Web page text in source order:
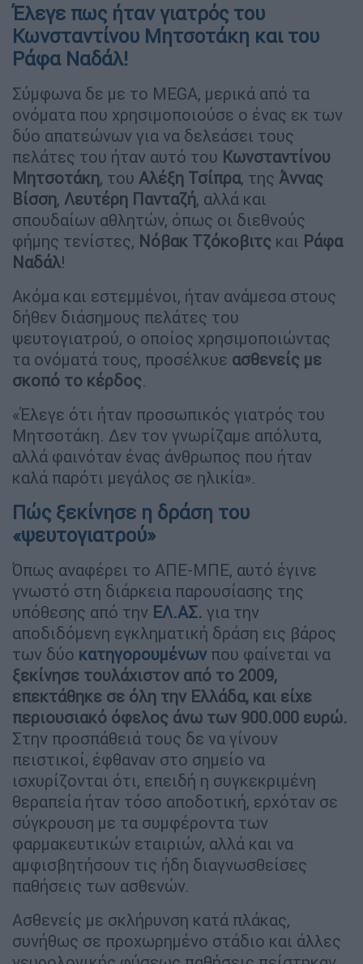
Έλεγε πως ήταν γιατρός του
Κωνσταντίνου Μητσοτάκη και του
Ράφα Ναδάλ!
Σύμφωνα δε με το MEGA, μερικά από τα
ονόματα που χρησιμοποιούσε ο ένας εκ των
δύο απατεώνων για να δελεάσει τους
πελάτες του ήταν αυτό του Κωνσταντίνου
Μητσοτάκη, του Αλέξη Τσίπρα, της Άννας
Βίσση, Λευτέρη Πανταζή, αλλά και
σπουδαίων αθλητών, όπως οι διεθνούς
φήμης τενίστες, Νόβακ Τζόκοβιτς και Ράφα
Ναδάλ!
Ακόμα και εστεμμένοι, ήταν ανάμεσα στους
δήθεν διάσημους πελάτες του
ψευτογιατρού, ο οποίος χρησιμοποιώντας
τα ονόματά τους, προσέλκυε ασθενείς με
σκοπό το κέρδος.
«Έλεγε ότι ήταν προσωπικός γιατρός του
Μητσοτάκη. Δεν τον γνωρίζαμε απόλυτα,
αλλά φαινόταν ένας άνθρωπος που ήταν
καλά παρότι μεγάλος σε ηλικία».
Πώς ξεκίνησε η δράση του
«ψευτογιατρού»
Όπως αναφέρει το ΑΠΕ-ΜΠΕ, αυτό έγινε
γνωστό στη διάρκεια παρουσίασης της
υπόθεσης από την ΕΛ.ΑΣ. για την
αποδιδόμενη εγκληματική δράση εις βάρος
των δύο κατηγορουμένωνπου φαίνεται να
ξεκίνησε τουλάχιστον από το 2009,
επεκτάθηκε σε όλη την Ελλάδα, και είχε
περιουσιακό όφελος άνω των 900.000 ευρώ.
Στην προσπάθειά τους δε να γίνουν
πειστικοί, έφθαναν στο σημείο να
ισχυρίζονται ότι, επειδή η συγκεκριμένη
θεραπεία ήταν τόσο αποδοτική, ερχόταν σε
σύγκρουση με τα συμφέροντα των
φαρμακευτικών εταιριών, αλλά και να
αμφισβητήσουν τις ήδη διαγνωσθείσες
παθήσεις των ασθενών.
Ασθενείς με σκλήρυνση κατά πλάκας,
συνήθως σε προχωρημένο στάδιο και άλλες